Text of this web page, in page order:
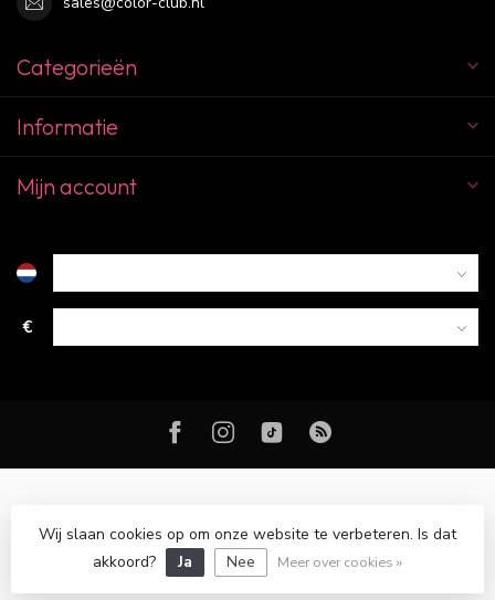
Categorieën
Informatie
Mijn account
€
© Copyright 2026 Color Club Breda
Wij slaan cookies op om onze website te verbeteren. Is dat
akkoord?
Ja Nee Meer over cookies »